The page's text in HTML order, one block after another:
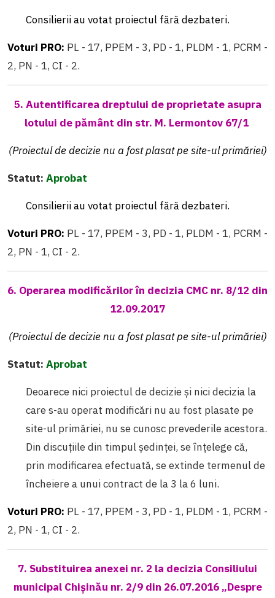
Consilierii au votat proiectul fără dezbateri.
Voturi PRO: PL - 17, PPEM - 3, PD - 1, PLDM - 1, PCRM -
2, PN - 1, CI - 2.
5. Autentificarea dreptului de proprietate asupra
lotului de pământ din str. M. Lermontov 67/1
(Proiectul de decizie nu a fost plasat pe site-ul primăriei)
Statut: Aprobat
Consilierii au votat proiectul fără dezbateri.
Voturi PRO: PL - 17, PPEM - 3, PD - 1, PLDM - 1, PCRM -
2, PN - 1, CI - 2.
6. Operarea modificărilor în decizia CMC nr. 8/12 din
12.09.2017
(Proiectul de decizie nu a fost plasat pe site-ul primăriei)
Statut: Aprobat
Deoarece nici proiectul de decizie și nici decizia la
care s-au operat modificări nu au fost plasate pe
site-ul primăriei, nu se cunosc prevederile acestora.
Din discuțiile din timpul ședinței, se înțelege că,
prin modificarea efectuată, se extinde termenul de
încheiere a unui contract de la 3 la 6 luni.
Voturi PRO: PL - 17, PPEM - 3, PD - 1, PLDM - 1, PCRM -
2, PN - 1, CI - 2.
7. Substituirea anexei nr. 2 la decizia Consiliului
municipal Chișinău nr. 2/9 din 26.07.2016 „Despre